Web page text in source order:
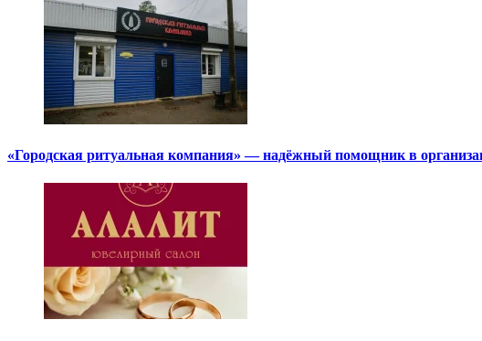
«Городская ритуальная компания» — надёжный помощник в